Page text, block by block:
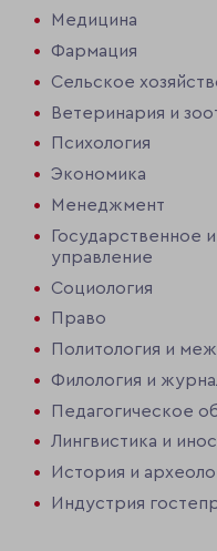
Медицина
Фармация
Сельское
Ветеринария и
Психология
Экономика
Менеджмент
Государственное
управление
Социология
Право
Политология и
Филология и
Педагогическое
Лингвистика и
История и
Индустрия